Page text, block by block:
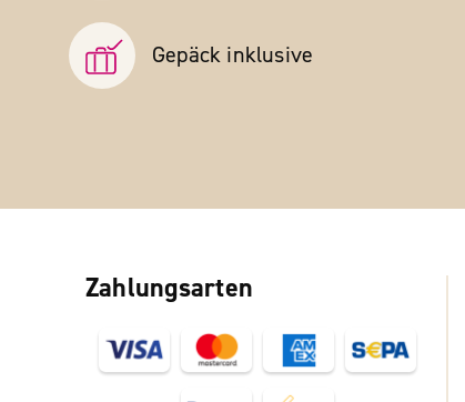
Gepäck inklusive
Zahlungsarten